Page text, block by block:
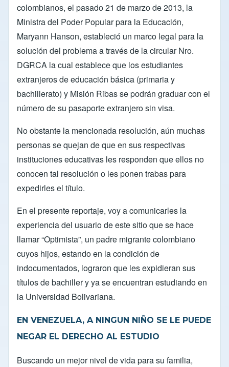
colombianos, el pasado 21 de marzo de 2013, la
Ministra del Poder Popular para la Educación,
Maryann Hanson, estableció un marco legal para la
solución del problema a través de la circular Nro.
DGRCA la cual establece que los estudiantes
extranjeros de educación básica (primaria y
bachillerato) y Misión Ribas se podrán graduar con el
número de su pasaporte extranjero sin visa.
No obstante la mencionada resolución, aún muchas
personas se quejan de que en sus respectivas
instituciones educativas les responden que ellos no
conocen tal resolución o les ponen trabas para
expedirles el título.
En el presente reportaje, voy a comunicarles la
experiencia del usuario de este sitio que se hace
llamar “Optimista”, un padre migrante colombiano
cuyos hijos, estando en la condición de
indocumentados, lograron que les expidieran sus
títulos de bachiller y ya se encuentran estudiando en
la Universidad Bolivariana.
EN VENEZUELA, A NINGUN NIÑO SE LE PUEDE
NEGAR EL DERECHO AL ESTUDIO
Buscando un mejor nivel de vida para su familia,